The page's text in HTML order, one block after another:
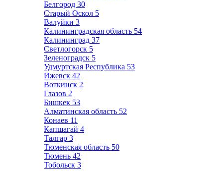
Белгород 30
Старый Оскол 5
Валуйки 3
Калининградская область 54
Калининград 37
Светлогорск 5
Зеленоградск 5
Удмуртская Республика 53
Ижевск 42
Воткинск 2
Глазов 2
Бишкек 53
Алматинская область 52
Конаев 11
Капшагай 4
Талгар 3
Тюменская область 50
Тюмень 42
Тобольск 3